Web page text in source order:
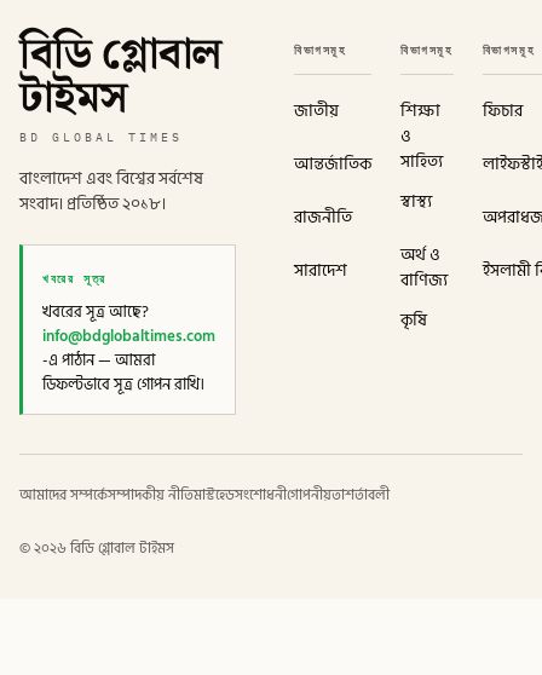
বিডি গ্লোবাল
টাইমস
BD GLOBAL TIMES
বাংলাদেশ এবং বিশ্বের সর্বশেষ
সংবাদ। প্রতিষ্ঠিত ২০১৮।
খবরের সূত্র
খবরের সূত্র আছে?
info@bdglobaltimes.com
-এ পাঠান — আমরা
ডিফল্টভাবে সূত্র গোপন রাখি।
বিভাগসমূহ
জাতীয়
আন্তর্জাতিক
রাজনীতি
সারাদেশ
বিভাগসমূহ
শিক্ষা
ও
সাহিত্য
স্বাস্থ্য
অর্থ ও
বাণিজ্য
কৃষি
বিভাগসমূহ
ফিচার
ইসলামী
আমাদের সম্পর্কেসম্পাদকীয় নীতিমাস্টহেডসংশোধনীগোপনীয়তাশর্তাবলী
©২০২৬ বিডি গ্লোবাল টাইমস